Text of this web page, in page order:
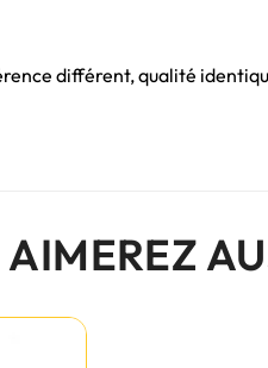
différent, qualité